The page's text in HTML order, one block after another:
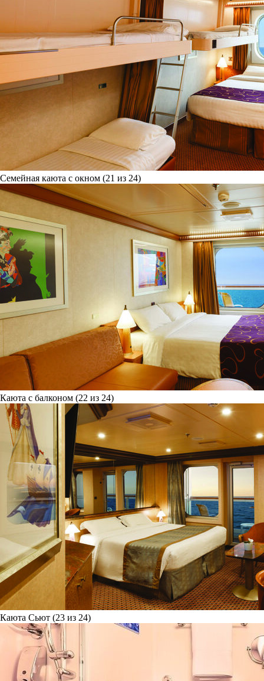
Семейная каюта с окном (21 из 24)
Каюта с балконом (22 из 24)
Каюта Сьют (23 из 24)